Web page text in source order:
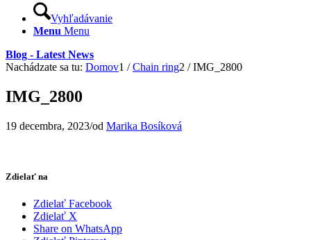
Vyhľadávanie
Menu Menu
Blog - Latest News
Nachádzate sa tu: Domov1 / Chain ring2 / IMG_2800
IMG_2800
19 decembra, 2023/od Marika Bosíková
Zdielať na
Zdielať Facebook
Zdielať X
Share on WhatsApp